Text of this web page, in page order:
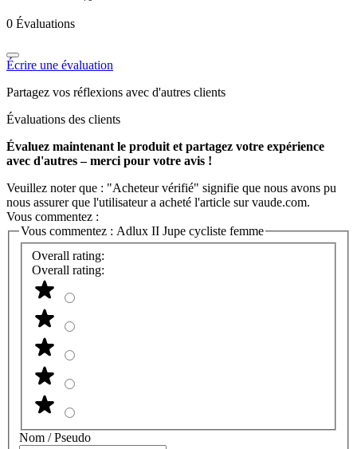
0 Évaluations
Écrire une évaluation
Partagez vos réflexions avec d'autres clients
Évaluations des clients
Évaluez maintenant le produit et partagez votre expérience
avec d'autres – merci pour votre avis !
Veuillez noter que : "Acheteur vérifié" signifie que nous avons pu
nous assurer que l'utilisateur a acheté l'article sur vaude.com.
Vous commentez :
Vous commentez : Adlux II Jupe cycliste femme
Overall rating:
Overall rating:
Nom / Pseudo